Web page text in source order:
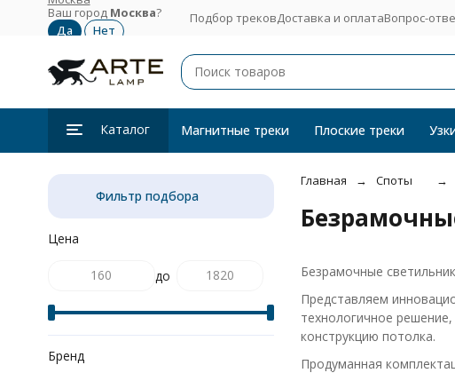
Ваш город Москва? Подбор трековДоставка и оплатаВопрос-
Каталог Магнитные треки Плоские треки
Главная Споты
Безрамочные
Представляем
технологичное
конструкцию потолка.
Продуманная
Фильтр подбора
Цена
до
Бренд